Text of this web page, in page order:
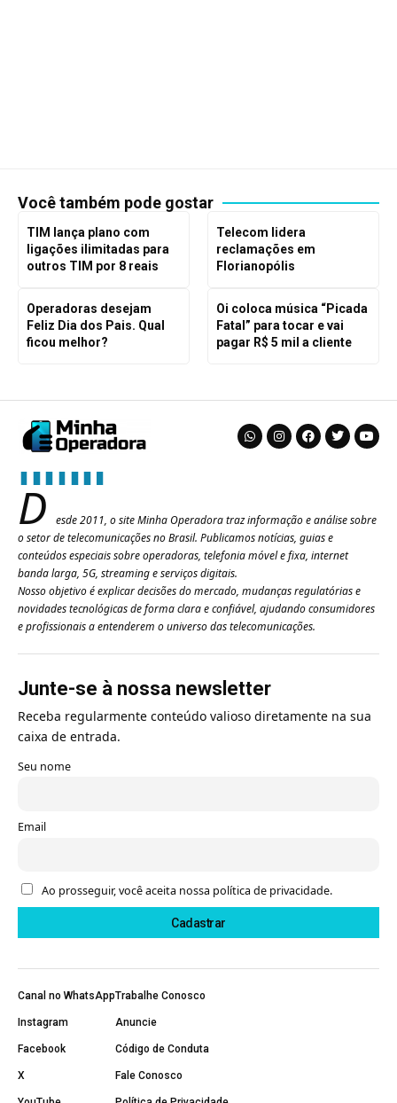
Você também pode gostar
TIM lança plano com
ligações ilimitadas para
outros TIM por 8 reais
Telecom lidera
reclamações em
Florianopólis
Operadoras desejam
Feliz Dia dos Pais. Qual
ficou melhor?
Oi coloca música “Picada
Fatal” para tocar e vai
pagar R$ 5 mil a cliente
D
esde 2011, o site Minha Operadora traz informação e análise sobre
o setor de telecomunicações no Brasil. Publicamos notícias, guias e
conteúdos especiais sobre operadoras, telefonia móvel e fixa, internet
banda larga, 5G, streaming e serviços digitais.
Nosso objetivo é explicar decisões do mercado, mudanças regulatórias e
novidades tecnológicas de forma clara e confiável, ajudando consumidores
e profissionais a entenderem o universo das telecomunicações.
Junte-se à nossa newsletter
Receba regularmente conteúdo valioso diretamente na sua
caixa de entrada.
Seu nome
Email
Ao prosseguir, você aceita nossa política de privacidade.
Canal no WhatsApp
Instagram
Facebook
X
Trabalhe Conosco
Anuncie
Código de Conduta
Fale Conosco